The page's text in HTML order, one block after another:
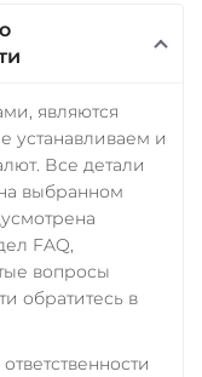
являются
и
Все детали
выбранном
FAQ,
вопросы
обратитесь в